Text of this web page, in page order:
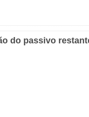
do passivo